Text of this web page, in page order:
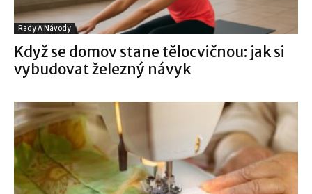
Rady A Návody
Když se domov stane tělocvičnou: jak si
vybudovat železný návyk